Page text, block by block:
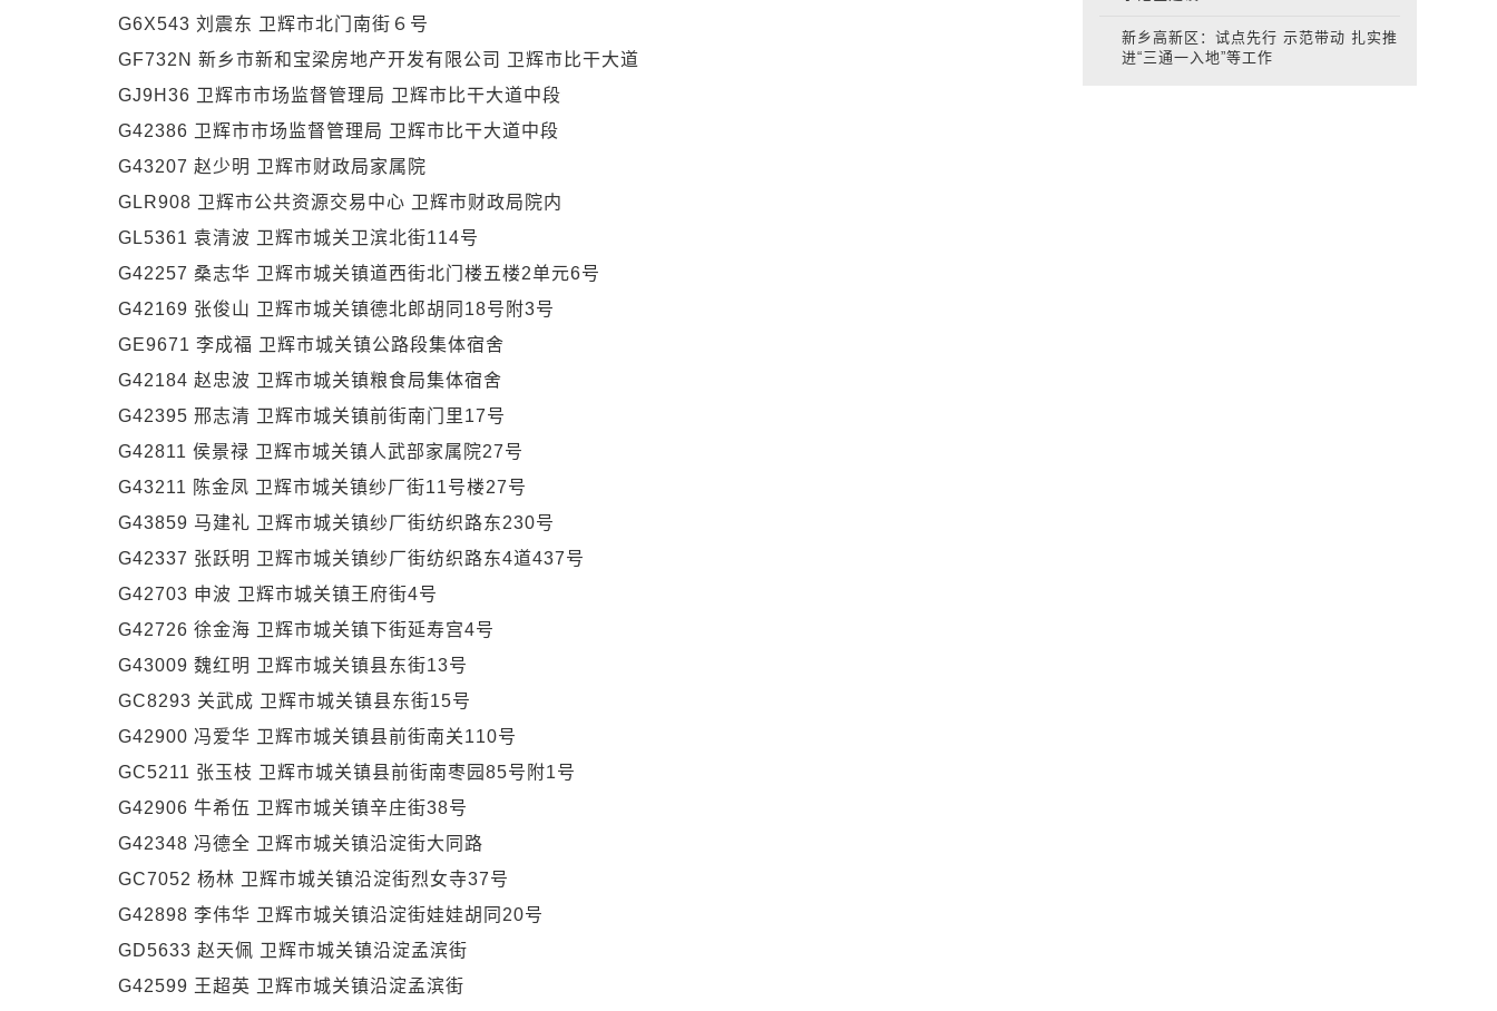
G6X543 刘震东 卫辉市北门南街６号
GF732N 新乡市新和宝梁房地产开发有限公司 卫辉市比干大道
GJ9H36 卫辉市市场监督管理局 卫辉市比干大道中段
G42386 卫辉市市场监督管理局 卫辉市比干大道中段
G43207 赵少明 卫辉市财政局家属院
GLR908 卫辉市公共资源交易中心 卫辉市财政局院内
GL5361 袁清波 卫辉市城关卫滨北街114号
G42257 桑志华 卫辉市城关镇道西街北门楼五楼2单元6号
G42169 张俊山 卫辉市城关镇德北郎胡同18号附3号
GE9671 李成福 卫辉市城关镇公路段集体宿舍
G42184 赵忠波 卫辉市城关镇粮食局集体宿舍
G42395 邢志清 卫辉市城关镇前街南门里17号
G42811 侯景禄 卫辉市城关镇人武部家属院27号
G43211 陈金凤 卫辉市城关镇纱厂街11号楼27号
G43859 马建礼 卫辉市城关镇纱厂街纺织路东230号
G42337 张跃明 卫辉市城关镇纱厂街纺织路东4道437号
G42703 申波 卫辉市城关镇王府街4号
G42726 徐金海 卫辉市城关镇下街延寿宫4号
G43009 魏红明 卫辉市城关镇县东街13号
GC8293 关武成 卫辉市城关镇县东街15号
G42900 冯爱华 卫辉市城关镇县前街南关110号
GC5211 张玉枝 卫辉市城关镇县前街南枣园85号附1号
G42906 牛希伍 卫辉市城关镇辛庄街38号
G42348 冯德全 卫辉市城关镇沿淀街大同路
GC7052 杨林 卫辉市城关镇沿淀街烈女寺37号
G42898 李伟华 卫辉市城关镇沿淀街娃娃胡同20号
GD5633 赵天佩 卫辉市城关镇沿淀孟滨街
G42599 王超英 卫辉市城关镇沿淀孟滨街
新乡高新区：试点先行 示范带动 扎实推
进“三通一入地”等工作